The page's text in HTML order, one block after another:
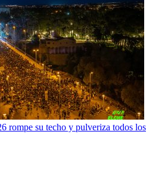
rompe su techo y pulveriza todos los